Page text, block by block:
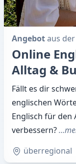
Angebotaus
Online
Alltag &
Fällt es dir
englischen
Englisch für den
verbessern?
überregional